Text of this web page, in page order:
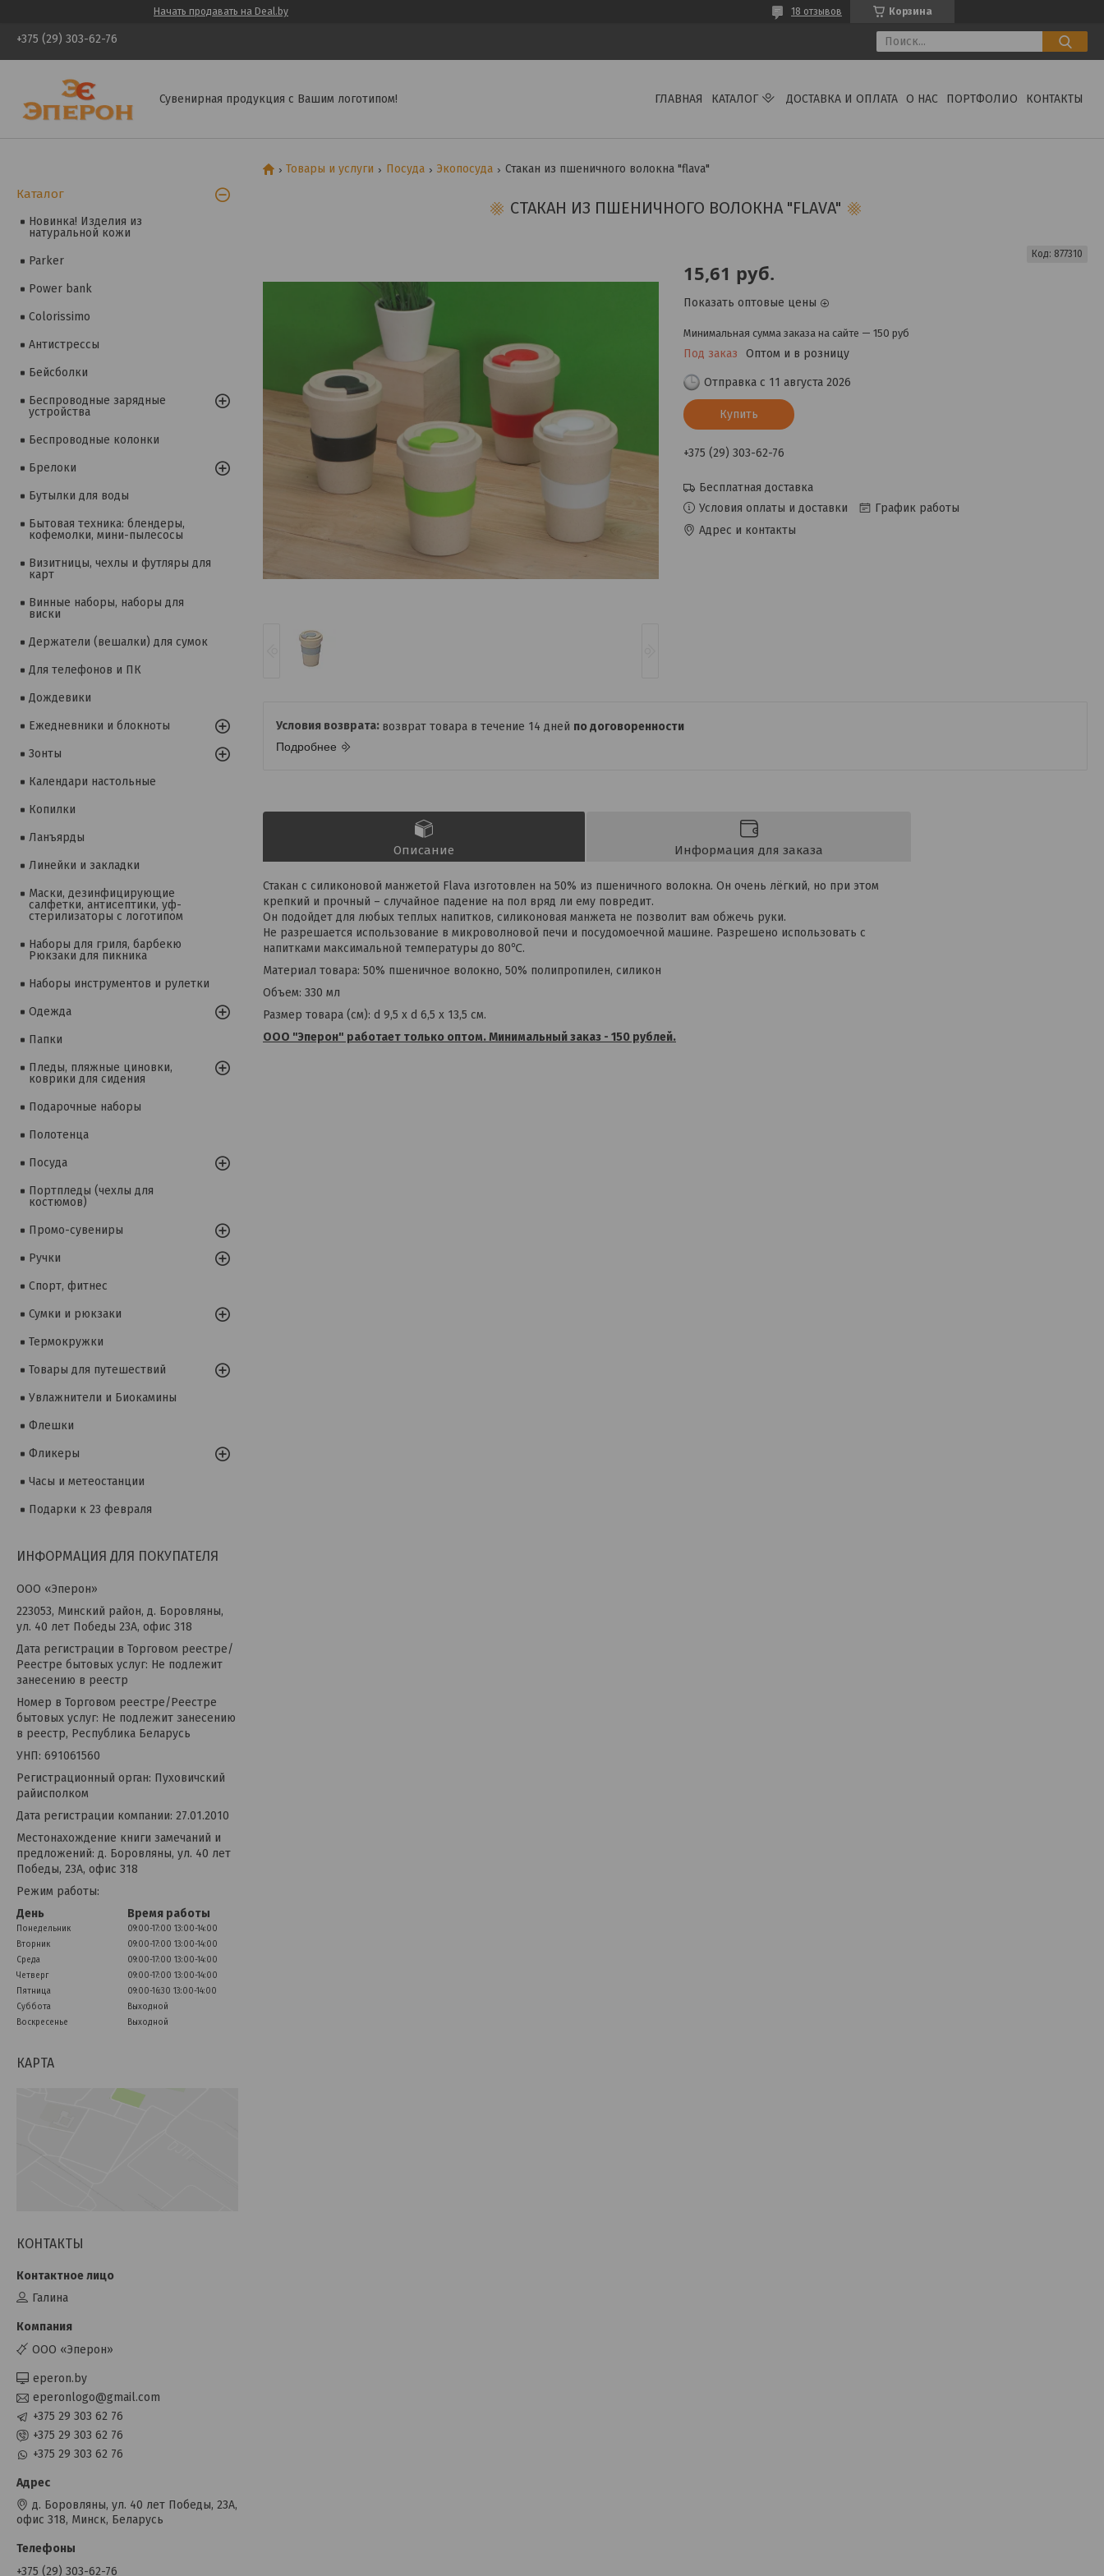
Начать продавать на Deal.by Корзина
18 отзывов
+375 (29) 303-62-76
Сувенирная продукция с Вашим логотипом! ГЛАВНАЯ КАТАЛОГ ДОСТАВКА И ОПЛАТА О НАС ПОРТФОЛИО КОНТАКТЫ
Товары и услуги Посуда Экопосуда Стакан из пшеничного волокна "flava"
СТАКАН ИЗ ПШЕНИЧНОГО ВОЛОКНА "FLAVA"
15,61 руб.
Показать оптовые цены
Минимальная сумма заказа на сайте — 150 руб
Под заказ Оптом и в розницу
Код: 877310
Отправка с 11 августа 2026
Купить
+375 (29) 303-62-76
Бесплатная доставка
Условия оплаты и доставки
График работы
Адрес и контакты
возврат товара в течение 14 дней по договоренности
Подробнее
Описание Информация для заказа
Стакан с силиконовой манжетой Flava изготовлен на 50% из пшеничного волокна. Он очень лёгкий, но при этом
крепкий и прочный – случайное падение на пол вряд ли ему повредит.
Он подойдет для любых теплых напитков, силиконовая манжета не позволит вам обжечь руки.
Не разрешается использование в микроволновой печи и посудомоечной машине. Разрешено использовать с
напитками максимальной температуры до 80℃.
Материал товара: 50% пшеничное волокно, 50% полипропилен, силикон
Объем: 330 мл
Размер товара (см): d 9,5 x d 6,5 x 13,5 см.
ООО "Эперон" работает только оптом. Минимальный заказ - 150 рублей.
Каталог
Новинка! Изделия из
натуральной кожи
Parker
Power bank
Colorissimo
Антистрессы
Бейсболки
Беспроводные зарядные
устройства
Беспроводные колонки
Брелоки
Бутылки для воды
Бытовая техника: блендеры,
кофемолки, мини-пылесосы
Визитницы, чехлы и футляры для
карт
Винные наборы, наборы для
виски
Держатели (вешалки) для сумок
Для телефонов и ПК
Дождевики
Ежедневники и блокноты
Зонты
Календари настольные
Копилки
Ланъярды
Линейки и закладки
Маски, дезинфицирующие
салфетки, антисептики, уф-
стерилизаторы с логотипом
Наборы для гриля, барбекю
Рюкзаки для пикника
Наборы инструментов и рулетки
Одежда
Папки
Пледы, пляжные циновки,
коврики для сидения
Подарочные наборы
Полотенца
Посуда
Портпледы (чехлы для
костюмов)
Промо-сувениры
Ручки
Спорт, фитнес
Сумки и рюкзаки
Термокружки
Товары для путешествий
Увлажнители и Биокамины
Флешки
Фликеры
Часы и метеостанции
Подарки к 23 февраля
ИНФОРМАЦИЯ ДЛЯ ПОКУПАТЕЛЯ
OOO «Эперон»
223053, Минский район, д. Боровляны,
ул. 40 лет Победы 23А, офис 318
Дата регистрации в Торговом реестре/
Реестре бытовых услуг: Не подлежит
занесению в реестр
Номер в Торговом реестре/Реестре
бытовых услуг: Не подлежит занесению
в реестр, Республика Беларусь
УНП: 691061560
Регистрационный орган: Пуховичский
райисполком
Дата регистрации компании: 27.01.2010
Местонахождение книги замечаний и
предложений: д. Боровляны, ул. 40 лет
Победы, 23А, офис 318
Режим работы:
День
Время работы
Понедельник 09:00-17:00 13:00-14:00
Вторник
09:00-17:00 13:00-14:00
Среда
09:00-17:00 13:00-14:00
Четверг
09:00-17:00 13:00-14:00
Пятница
09:00-16:30 13:00-14:00
Суббота
Выходной
Воскресенье
Выходной
КАРТА
КОНТАКТЫ
Галина
OOO «Эперон»
eperon.by
eperonlogo@gmail.com
+375 29 303 62 76
+375 29 303 62 76
+375 29 303 62 76
д. Боровляны, ул. 40 лет Победы, 23А,
офис 318, Минск, Беларусь
+375 (29) 303-62-76